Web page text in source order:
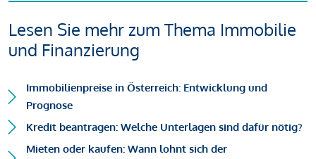
Lesen Sie mehr zum Thema Immobilie
und Finanzierung
Immobilienpreise in Österreich: Entwicklung und
Prognose
Kredit beantragen: Welche Unterlagen sind dafür nötig?
Mieten oder kaufen: Wann lohnt sich der